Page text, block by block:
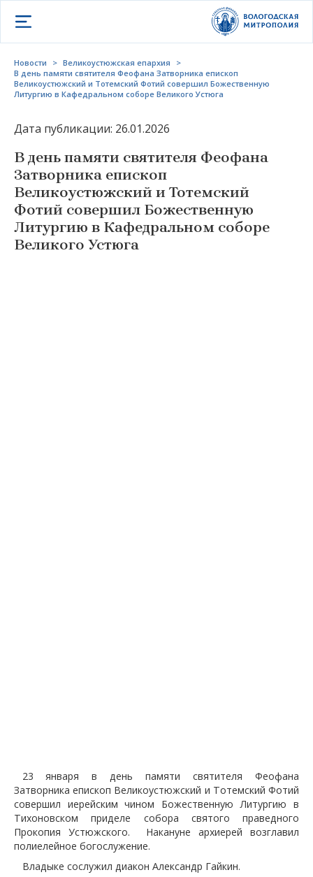
Открыть меню
Новости > Великоустюжская епархия
>
В день памяти святителя Феофана Затворника епископ
Великоустюжский и Тотемский Фотий совершил Божественную
Литургию в Кафедральном соборе Великого Устюга
Дата публикации: 26.01.2026
В день памяти святителя Феофана
Затворника епископ
Великоустюжский и Тотемский
Фотий совершил Божественную
Литургию в Кафедральном соборе
Великого Устюга
23 января в день памяти святителя Феофана
Затворника епископ Великоустюжский и Тотемский Фотий
совершил иерейским чином Божественную Литургию в
Тихоновском приделе собора святого праведного
Прокопия Устюжского. Накануне архиерей возглавил
полиелейное богослужение.
Владыке сослужил диакон Александр Гайкин.